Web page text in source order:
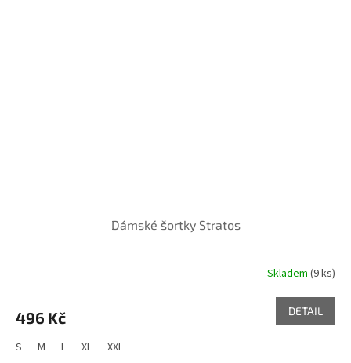
Dámské šortky Stratos
Skladem (9 ks)
496 Kč DETAIL
S M L XL XXL